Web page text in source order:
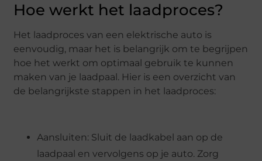
Hoe werkt het laadproces?
Het laadproces van een elektrische auto is
eenvoudig, maar het is belangrijk om te begrijpen
hoe het werkt om optimaal gebruik te kunnen
maken van je laadpaal. Hier is een overzicht van
de belangrijkste stappen in het laadproces:
Aansluiten: Sluit de laadkabel aan op de
laadpaal en vervolgens op je auto. Zorg